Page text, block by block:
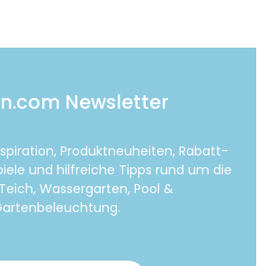
Newsletter
Produktneuheiten, Rabatt-
und hilfreiche Tipps rund um die
Wassergarten, Pool &